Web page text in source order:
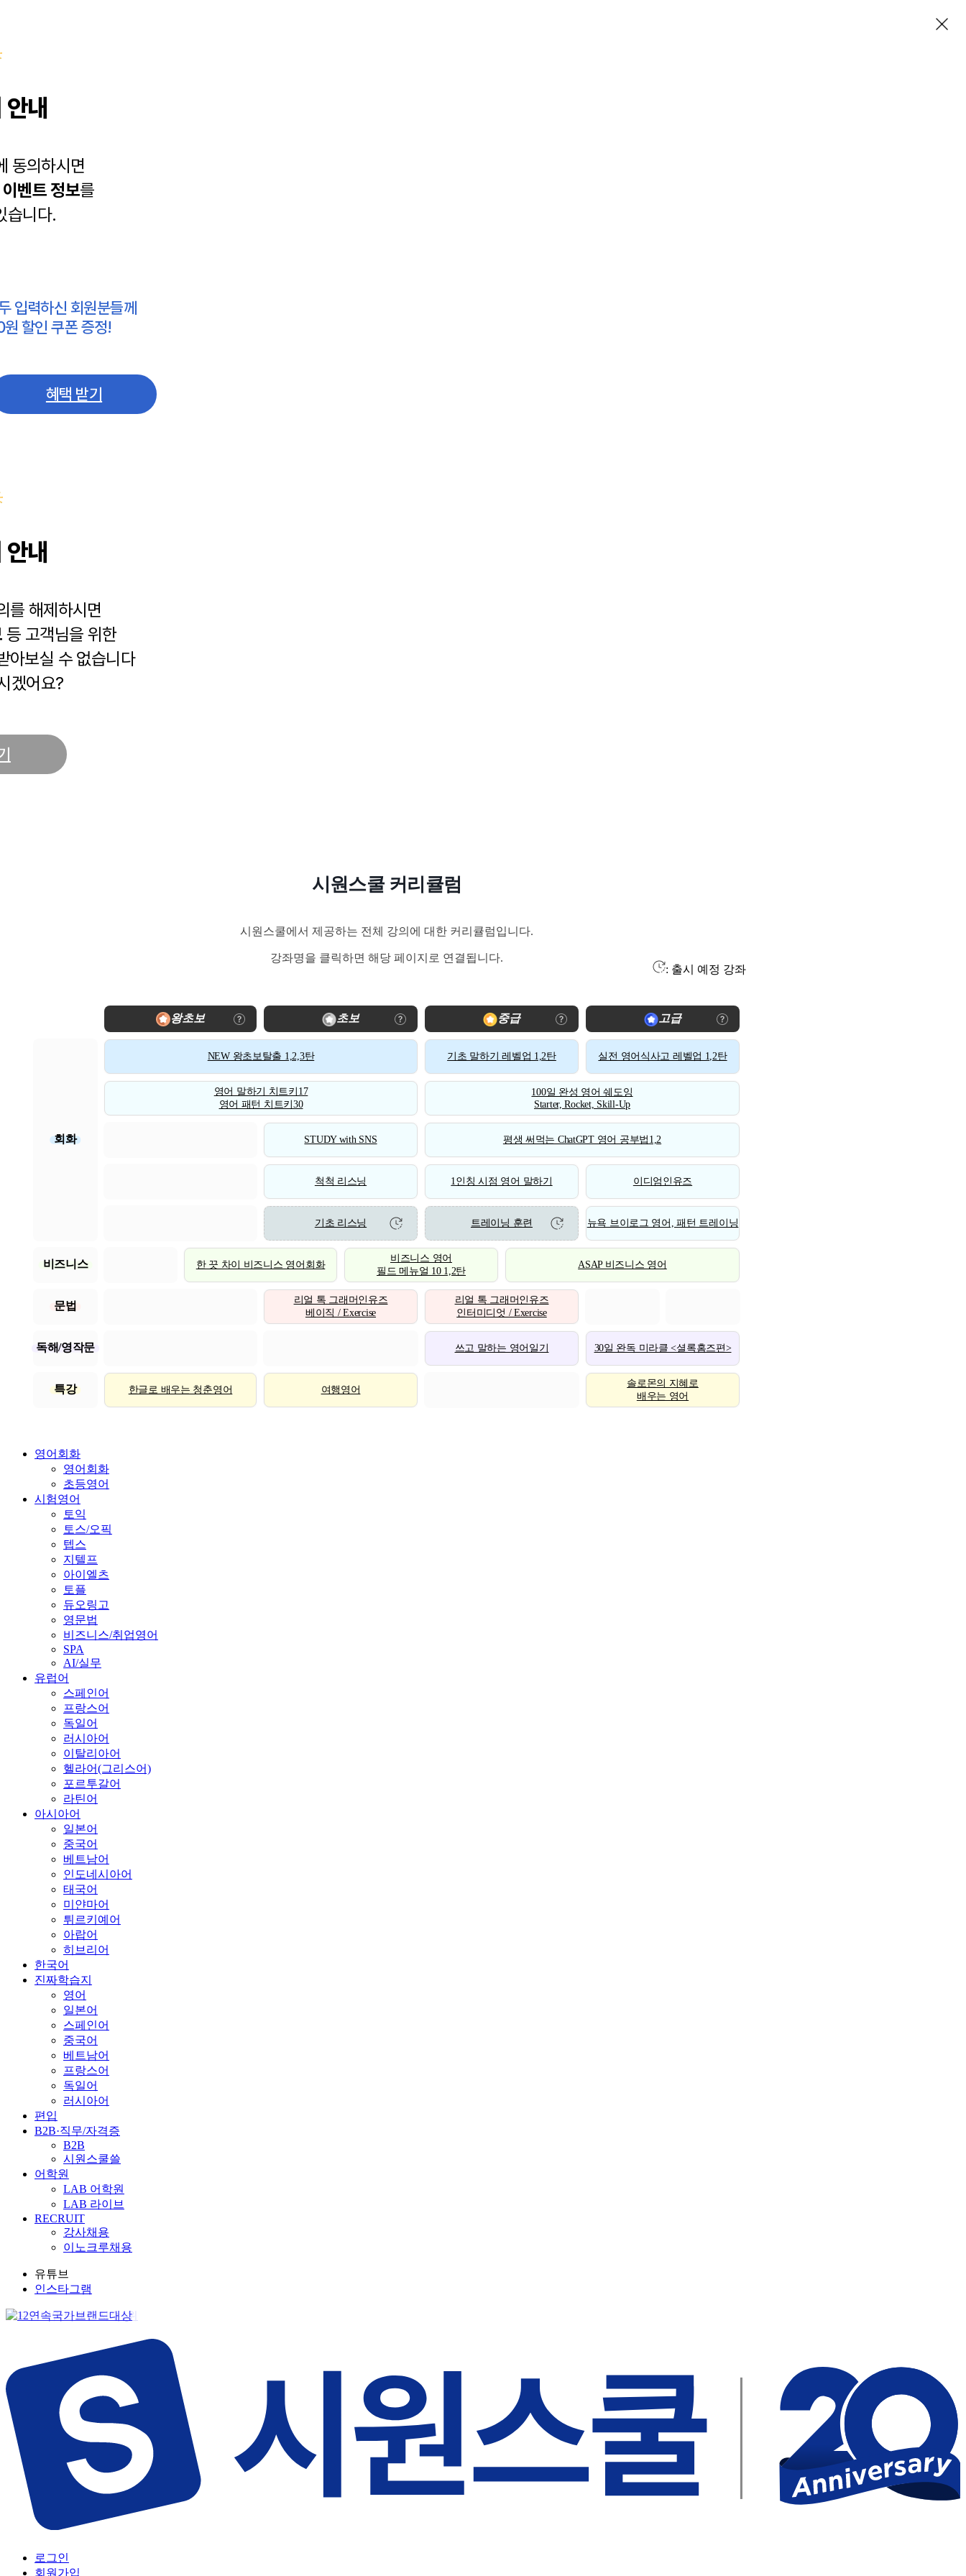
내
동의하시면
이벤트 정보를
습니다.
입력하신 회원분들께
할인 쿠폰 증정!
혜택 받기
내
를 해제하시면
등 고객님을 위한
아보실 수 없습니다
겠어요?
시원스쿨 커리큘럼
시원스쿨에서 제공하는 전체 강의에 대한 커리큘럼입니다.
강좌명을 클릭하면 해당 페이지로 연결됩니다.
: 출시 예정 강좌
왕초보 초보 중급 고급
회화
NEW 왕초보탈출 1,2,3탄 기초 말하기 레벨업 1,2탄 실전 영어식사고 레벨업 1,2탄
영어 말하기 치트키17
영어 패턴 치트키30
100일 완성 영어 쉐도잉
Starter, Rocket, Skill-Up
STUDY with SNS 평생 써먹는 ChatGPT 영어 공부법1,2
척척 리스닝 1인칭 시점 영어 말하기 이디엄인유즈
기초 리스닝 트레이닝 훈련 뉴욕 브이로그 영어, 패턴 트레이닝
비즈니스 한 끗 차이 비즈니스 영어회화
비즈니스 영어
필드 메뉴얼 10 1,2탄
ASAP 비즈니스 영어
문법
리얼 톡 그래머인유즈
베이직 / Exercise
리얼 톡 그래머인유즈
인터미디엇 / Exercise
독해/영작문 쓰고 말하는 영어일기 30일 완독 미라클 <셜록홈즈편>
특강 한글로 배우는 청춘영어 여행영어
솔로몬의 지혜로
배우는 영어
영어회화
영어회화
초등영어
시험영어
토익
토스/오픽
텝스
지텔프
아이엘츠
토플
듀오링고
영문법
비즈니스/취업영어
SPA
AI/실무
유럽어
스페인어
프랑스어
독일어
러시아어
이탈리아어
헬라어(그리스어)
포르투갈어
라틴어
아시아어
일본어
중국어
베트남어
인도네시아어
태국어
미얀마어
튀르키예어
아랍어
히브리어
한국어
진짜학습지
영어
일본어
스페인어
중국어
베트남어
프랑스어
독일어
러시아어
편입
B2B·직무/자격증
B2B
시원스쿨쓸
어학원
LAB 어학원
LAB 라이브
RECRUIT
강사채용
이노크루채용
유튜브
인스타그램
로그인
회원가입